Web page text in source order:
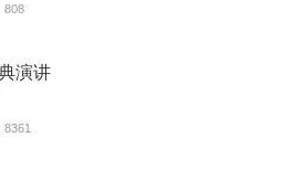
808
演讲
8361